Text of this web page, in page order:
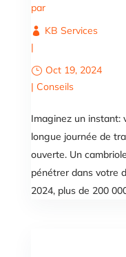
par
KB Services
|
Oct 19, 2024
| Conseils
Imaginez un instant:
longue journée de
ouverte. Un
pénétrer dans votre
2024, plus de 200